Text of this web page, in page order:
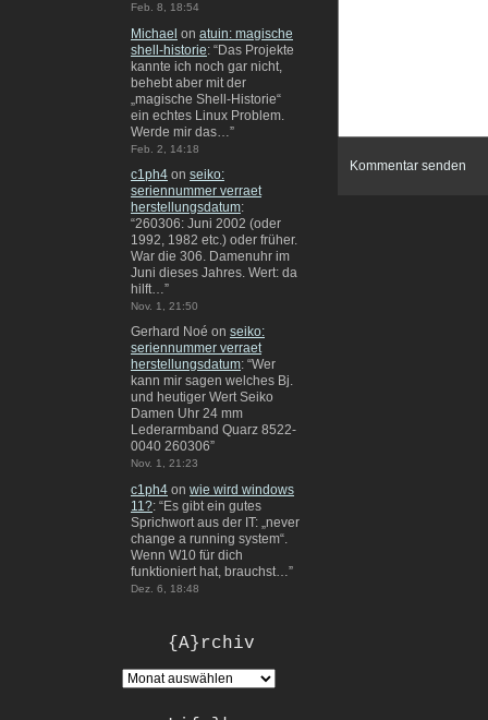
Feb. 8, 18:54
Michael on atuin: magische
shell-historie: “Das Projekte
kannte ich noch gar nicht,
behebt aber mit der
„magische Shell-Historie“
ein echtes Linux Problem.
Werde mir das… ”
Feb. 2, 14:18
c1ph4 on seiko:
seriennummer verraet
herstellungsdatum:
“260306: Juni 2002 (oder
1992, 1982 etc.) oder früher.
War die 306. Damenuhr im
Juni dieses Jahres. Wert: da
hilft…”
Nov. 1, 21:50
Gerhard Noé on seiko:
seriennummer verraet
herstellungsdatum: “Wer
kann mir sagen welches Bj.
und heutiger Wert Seiko
Damen Uhr 24 mm
Lederarmband Quarz 8522-
0040 260306”
Nov. 1, 21:23
c1ph4 on wie wird windows
11?: “Es gibt ein gutes
Sprichwort aus der IT: „never
change a running system“.
Wenn W10 für dich
funktioniert hat, brauchst…”
Dez. 6, 18:48
{A}rchiv